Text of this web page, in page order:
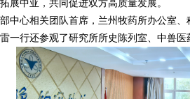
展中亚，共同促进双方高质量发展。
中心相关团队首席，兰州牧药所办公室
一行还参观了研究所所史陈列室、中兽医